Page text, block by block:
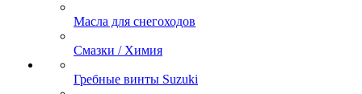
Масла для снегоходов
Смазки / Химия
Гребные винты Suzuki